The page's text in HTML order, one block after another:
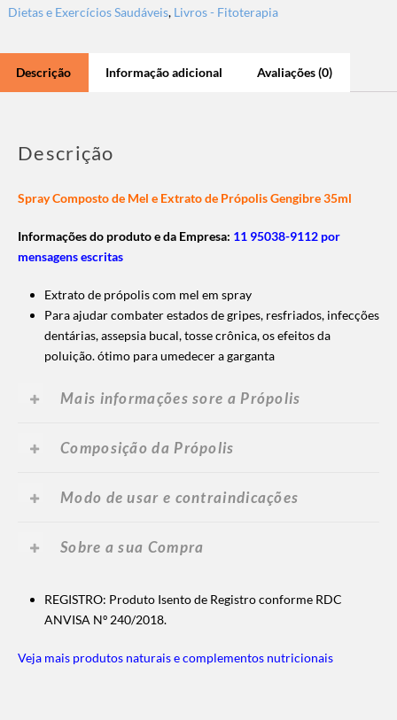
Dietas e Exercícios Saudáveis, Livros - Fitoterapia
Descrição Informação adicional Avaliações (0)
Descrição
Spray Composto de Mel e Extrato de Própolis Gengibre 35ml
Informações do produto e da Empresa: 11 95038-9112 por
mensagens escritas
Extrato de própolis com mel em spray
Para ajudar combater estados de gripes, resfriados, infecções
dentárias, assepsia bucal, tosse crônica, os efeitos da
poluição. ótimo para umedecer a garganta
Mais informações sore a Própolis
Composição da Própolis
Modo de usar e contraindicações
Sobre a sua Compra
REGISTRO: Produto Isento de Registro conforme RDC
ANVISA Nº 240/2018.
Veja mais produtos naturais e complementos nutricionais